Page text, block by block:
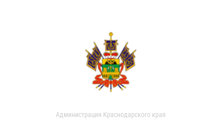
Администрация Краснодарского края